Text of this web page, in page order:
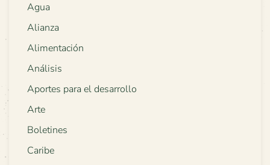
Agua
Alianza
Alimentación
Análisis
Aportes para el desarrollo
Arte
Boletines
Caribe